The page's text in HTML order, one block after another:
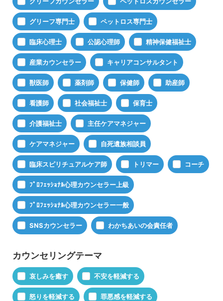
グリーフ専門士 ペットロス専門士
臨床心理士 公認心理師 精神保健福祉士
産業カウンセラー キャリアコンサルタント
獣医師 薬剤師 保健師 助産師
看護師 社会福祉士 保育士
介護福祉士 主任ケアマネジャー
ケアマネジャー 自死遺族相談員
臨床スピリチュアルケア師 トリマー コーチ
ﾌﾟﾛﾌｪｯｼｮﾅﾙ心理カウンセラー上級
ﾌﾟﾛﾌｪｯｼｮﾅﾙ心理カウンセラー一般
SNSカウンセラー わかちあいの会責任者
カウンセリングテーマ
哀しみを癒す 不安を軽減する
怒りを軽減する 罪悪感を軽減する